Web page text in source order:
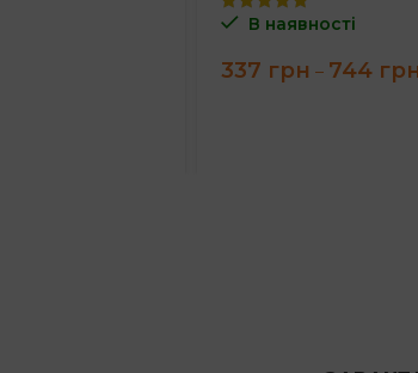
В наявності
337 грн – 744 грн